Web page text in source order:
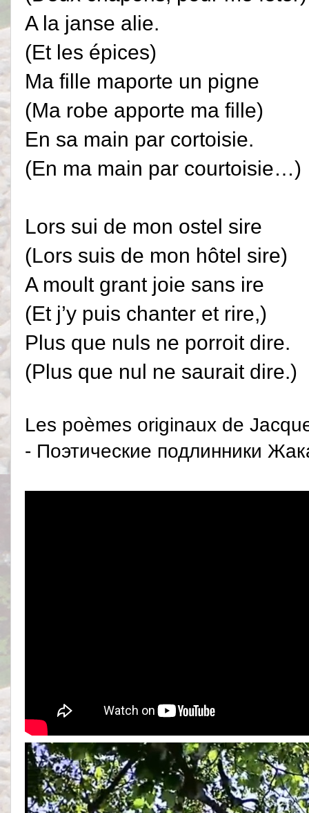
A la janse alie.
(Et les épices)
Ma fille maporte un pigne
(Ma robe apporte ma fille)
En sa main par cortoisie.
(En ma main par courtoisie…)
Lors sui de mon ostel sire
(Lors suis de mon hôtel sire)
A moult grant joie sans ire
(Et j’y puis chanter et rire,)
Plus que nuls ne porroit dire.
(Plus que nul ne saurait dire.)
Les poèmes originaux de
- Поэтические подлинники